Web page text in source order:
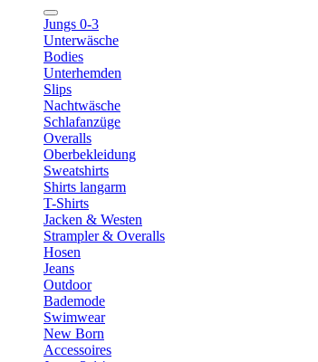
Jungs 0-3
Unterwäsche
Bodies
Unterhemden
Slips
Nachtwäsche
Schlafanzüge
Overalls
Oberbekleidung
Sweatshirts
Shirts langarm
T-Shirts
Jacken & Westen
Strampler & Overalls
Hosen
Jeans
Outdoor
Bademode
Swimwear
New Born
Accessoires